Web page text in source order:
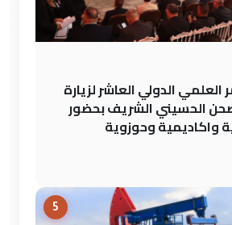
العلمي الدولي العاشر لزيارة
الحسيني الشريف بحضور
واكاديمية وحوزوية
5